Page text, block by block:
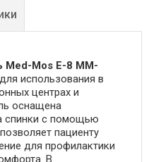
Med-Mos Е-8 MM-
использования в
центрах и
оснащена
спинки с помощью
пациенту
для профилактики
В